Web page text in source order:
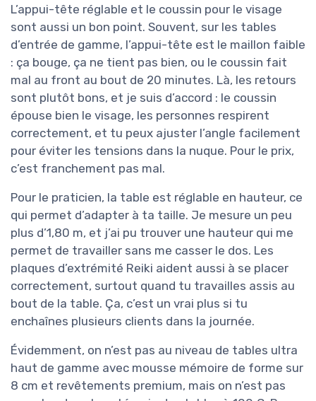
L’appui-tête réglable et le coussin pour le visage
sont aussi un bon point. Souvent, sur les tables
d’entrée de gamme, l’appui-tête est le maillon faible
: ça bouge, ça ne tient pas bien, ou le coussin fait
mal au front au bout de 20 minutes. Là, les retours
sont plutôt bons, et je suis d’accord : le coussin
épouse bien le visage, les personnes respirent
correctement, et tu peux ajuster l’angle facilement
pour éviter les tensions dans la nuque. Pour le prix,
c’est franchement pas mal.
Pour le praticien, la table est réglable en hauteur, ce
qui permet d’adapter à ta taille. Je mesure un peu
plus d’1,80 m, et j’ai pu trouver une hauteur qui me
permet de travailler sans me casser le dos. Les
plaques d’extrémité Reiki aident aussi à se placer
correctement, surtout quand tu travailles assis au
bout de la table. Ça, c’est un vrai plus si tu
enchaînes plusieurs clients dans la journée.
Évidemment, on n’est pas au niveau de tables ultra
haut de gamme avec mousse mémoire de forme sur
8 cm et revêtements premium, mais on n’est pas